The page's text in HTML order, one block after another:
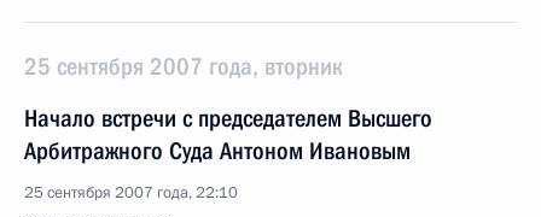
25 сентября 2007 года, вторник
Начало встречи с председателем Высшего
Арбитражного Суда Антоном Ивановым
25 сентября 2007 года, 22:10